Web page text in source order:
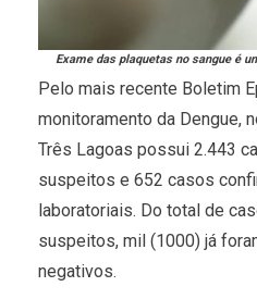
Exame das plaquetas no sangue é
Pelo mais recente Boletim
monitoramento da Dengue,
Três Lagoas possui 2.443
suspeitos e 652 casos
laboratoriais. Do total de
suspeitos, mil (1000) já
negativos.